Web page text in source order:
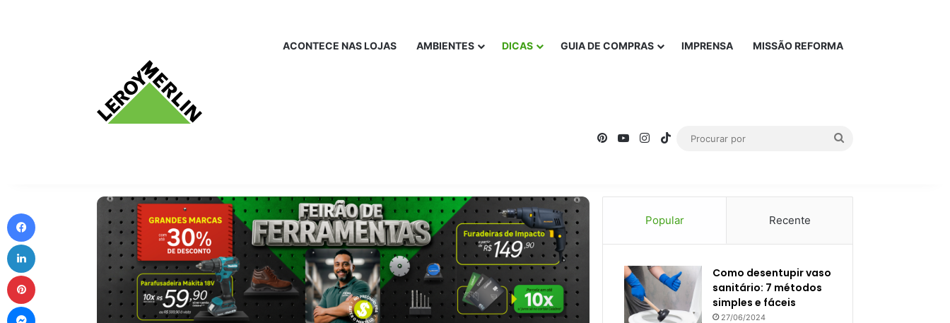
ACONTECE NAS LOJAS AMBIENTES DICAS GUIA DE COMPRAS IMPRENSA MISSÃO REFORMA
PinterestYouTubeInstagram
TikTok
Popular Recente
Como desentupir vaso
sanitário: 7 métodos
simples e fáceis
27/06/2024